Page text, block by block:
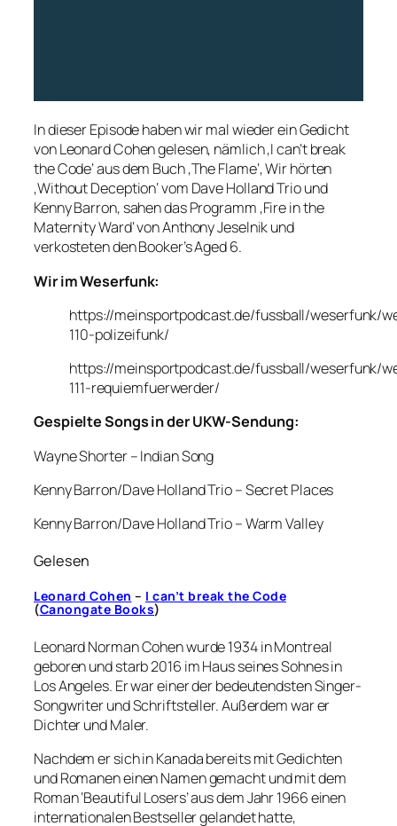
In dieser Episode haben wir mal wieder ein Gedicht
von Leonard Cohen gelesen, nämlich ‚I can’t break
the Code‘ aus dem Buch ‚The Flame‘, Wir hörten
‚Without Deception‘ vom Dave Holland Trio und
Kenny Barron, sahen das Programm ‚Fire in the
Maternity Ward‘ von Anthony Jeselnik und
verkosteten den Booker’s Aged 6.
Wir im Weserfunk:
https://meinsportpodcast.de/fussball/weserfunk/
110-polizeifunk/
https://meinsportpodcast.de/fussball/weserfunk/
111-requiemfuerwerder/
Gespielte Songs in der UKW-Sendung:
Wayne Shorter – Indian Song
Kenny Barron/Dave Holland Trio – Secret Places
Kenny Barron/Dave Holland Trio – Warm Valley
Gelesen
Leonard Cohen – I can’t break the Code
(Canongate Books)
Leonard Norman Cohen wurde 1934 in Montreal
geboren und starb 2016 im Haus seines Sohnes in
Los Angeles. Er war einer der bedeutendsten Singer-
Songwriter und Schriftsteller. Außerdem war er
Dichter und Maler.
Nachdem er sich in Kanada bereits mit Gedichten
und Romanen einen Namen gemacht und mit dem
Roman ‘Beautiful Losers’ aus dem Jahr 1966 einen
internationalen Bestseller gelandet hatte,